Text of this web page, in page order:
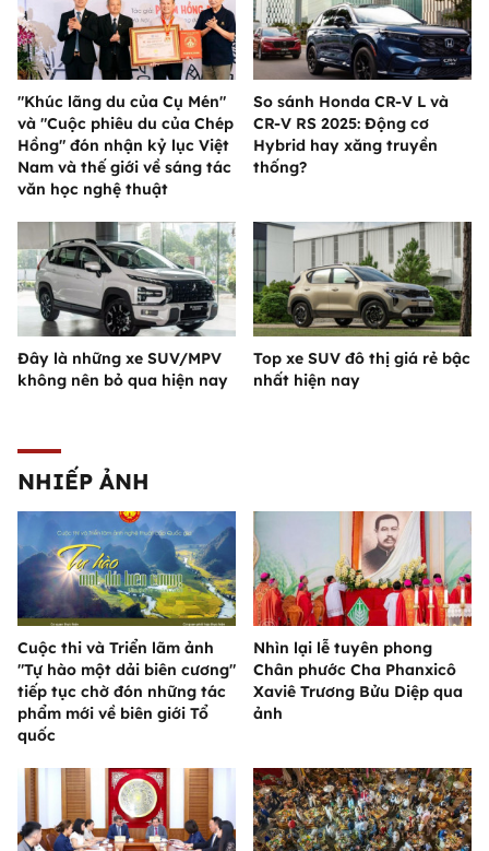
"Khúc lãng du của Cụ Mén"
và "Cuộc phiêu du của Chép
Hồng" đón nhận kỷ lục Việt
Nam và thế giới về sáng tác
văn học nghệ thuật
So sánh Honda CR-V L và
CR-V RS 2025: Động cơ
Hybrid hay xăng truyền
thống?
Đây là những xe SUV/MPV
không nên bỏ qua hiện nay
Top xe SUV đô thị giá rẻ bậc
nhất hiện nay
NHIẾP ẢNH
Cuộc thi và Triển lãm ảnh
"Tự hào một dải biên cương"
tiếp tục chờ đón những tác
phẩm mới về biên giới Tổ
quốc
Nhìn lại lễ tuyên phong
Chân phước Cha Phanxicô
Xaviê Trương Bửu Diệp qua
ảnh